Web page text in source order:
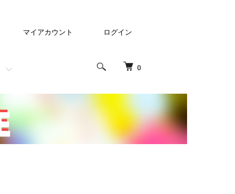
0
マイアカウント ログイン